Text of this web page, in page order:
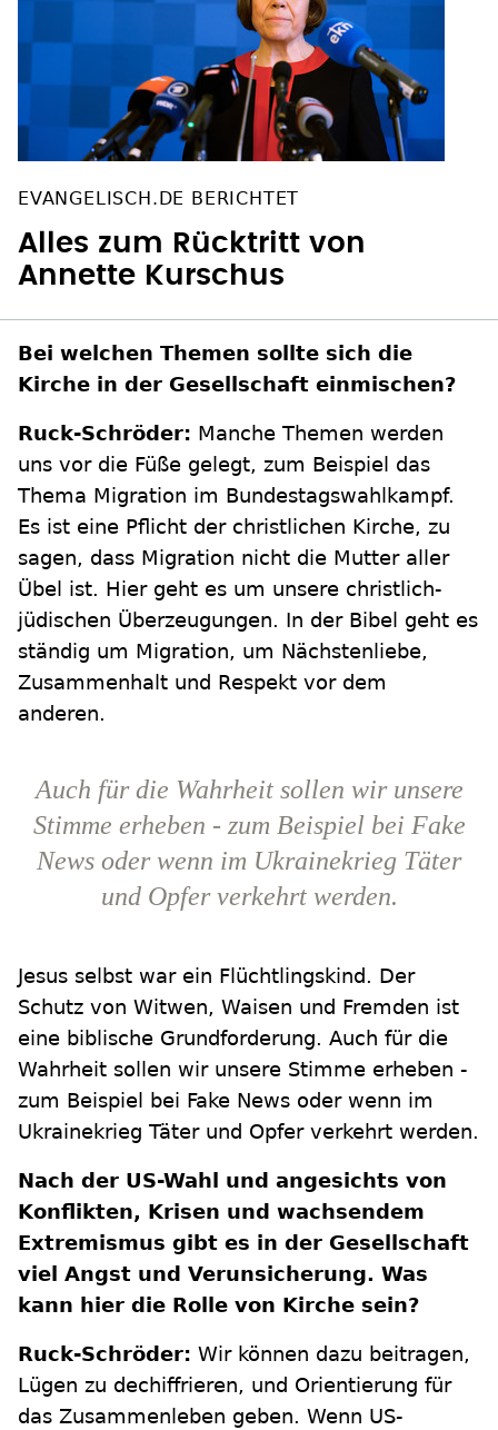
EVANGELISCH.DE BERICHTET
Alles zum Rücktritt von
Annette Kurschus
Bei welchen Themen sollte sich die
Kirche in der Gesellschaft einmischen?
Ruck-Schröder: Manche Themen werden
uns vor die Füße gelegt, zum Beispiel das
Thema Migration im Bundestagswahlkampf.
Es ist eine Pflicht der christlichen Kirche, zu
sagen, dass Migration nicht die Mutter aller
Übel ist. Hier geht es um unsere christlich-
jüdischen Überzeugungen. In der Bibel geht es
ständig um Migration, um Nächstenliebe,
Zusammenhalt und Respekt vor dem
anderen.
Auch für die Wahrheit sollen wir unsere
Stimme erheben - zum Beispiel bei Fake
News oder wenn im Ukrainekrieg Täter
und Opfer verkehrt werden.
Jesus selbst war ein Flüchtlingskind. Der
Schutz von Witwen, Waisen und Fremden ist
eine biblische Grundforderung. Auch für die
Wahrheit sollen wir unsere Stimme erheben -
zum Beispiel bei Fake News oder wenn im
Ukrainekrieg Täter und Opfer verkehrt werden.
Nach der US-Wahl und angesichts von
Konflikten, Krisen und wachsendem
Extremismus gibt es in der Gesellschaft
viel Angst und Verunsicherung. Was
kann hier die Rolle von Kirche sein?
Ruck-Schröder: Wir können dazu beitragen,
Lügen zu dechiffrieren, und Orientierung für
das Zusammenleben geben. Wenn US-